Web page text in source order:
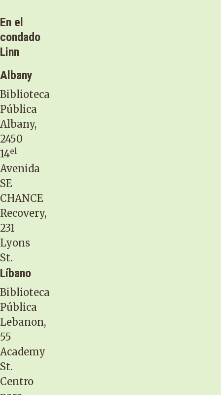
En el
condado
Linn
Albany
Biblioteca
Pública
Albany,
2450
14el
Avenida
SE
CHANCE
Recovery,
231
Lyons
St.
Líbano
Biblioteca
Pública
Lebanon,
55
Academy
St.
Centro